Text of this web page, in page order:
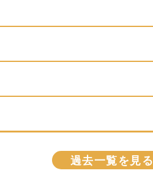
過去一覧を見る